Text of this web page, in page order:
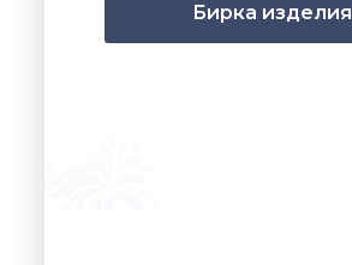
Бирка изделия